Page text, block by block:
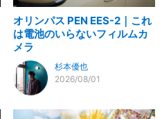
オリンパス PEN EES-2｜これ
は電池のいらないフィルムカ
メラ
杉本優也
2026/08/01